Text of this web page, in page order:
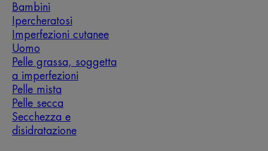
Bambini
Ipercheratosi
Imperfezioni cutanee
Uomo
Pelle grassa, soggetta
a imperfezioni
Pelle mista
Pelle secca
Secchezza e
disidratazione